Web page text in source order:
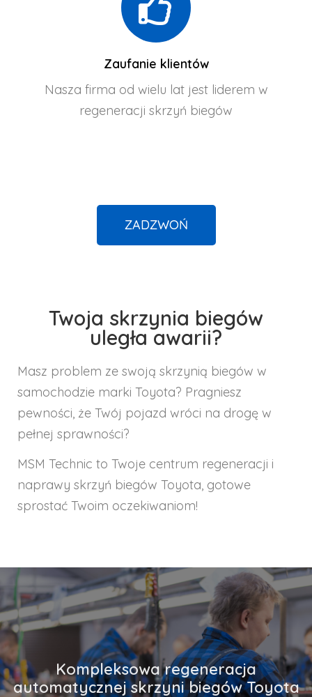
Zaufanie klientów
Nasza firma od wielu lat jest liderem w
regeneracji skrzyń biegów
ZADZWOŃ
Twoja skrzynia biegów
uległa awarii?
Masz problem ze swoją skrzynią biegów w
samochodzie marki Toyota? Pragniesz
pewności, że Twój pojazd wróci na drogę w
pełnej sprawności?
MSM Technic to Twoje centrum regeneracji i
naprawy skrzyń biegów Toyota, gotowe
sprostać Twoim oczekiwaniom!
Kompleksowa regeneracja
automatycznej skrzyni biegów Toyota